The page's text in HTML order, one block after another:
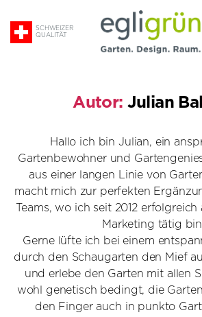
SCHWEIZER
QUALITÄT
Autor: Julian
Hallo ich bin Julian, ein
Gartenbewohner und
aus einer langen Linie von
macht mich zur perfekten
Teams, wo ich seit 2012
Marketing tätig
Gerne lüfte ich bei einem
durch den Schaugarten den Mief
und erlebe den Garten mit allen
wohl genetisch bedingt, die
den Finger auch in punkto